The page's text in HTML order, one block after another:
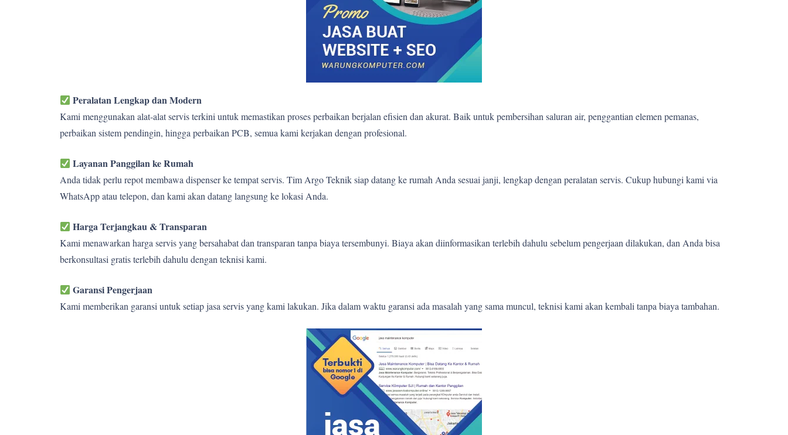
Peralatan Lengkap dan Modern
Kami menggunakan alat-alat servis terkini untuk memastikan proses perbaikan berjalan efisien dan akurat. Baik untuk pembersihan saluran air, penggantian elemen pemanas,
perbaikan sistem pendingin, hingga perbaikan PCB, semua kami kerjakan dengan profesional.
Layanan Panggilan ke Rumah
Anda tidak perlu repot membawa dispenser ke tempat servis. Tim Argo Teknik siap datang ke rumah Anda sesuai janji, lengkap dengan peralatan servis. Cukup hubungi kami via
WhatsApp atau telepon, dan kami akan datang langsung ke lokasi Anda.
Harga Terjangkau & Transparan
Kami menawarkan harga servis yang bersahabat dan transparan tanpa biaya tersembunyi. Biaya akan diinformasikan terlebih dahulu sebelum pengerjaan dilakukan, dan Anda bisa
berkonsultasi gratis terlebih dahulu dengan teknisi kami.
Garansi Pengerjaan
Kami memberikan garansi untuk setiap jasa servis yang kami lakukan. Jika dalam waktu garansi ada masalah yang sama muncul, teknisi kami akan kembali tanpa biaya tambahan.